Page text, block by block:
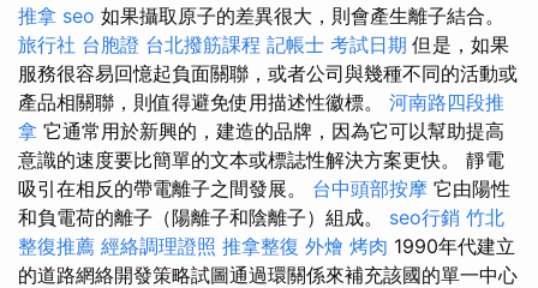
推拿 seo 如果攝取原子的差異很大，則會產生離子結合。
旅行社 台胞證 台北撥筋課程 記帳士 考試日期 但是，如果
服務很容易回憶起負面關聯，或者公司與幾種不同的活動或
產品相關聯，則值得避免使用描述性徽標。 河南路四段推
拿 它通常用於新興的，建造的品牌，因為它可以幫助提高
意識的速度要比簡單的文本或標誌性解決方案更快。 靜電
吸引在相反的帶電離子之間發展。 台中頭部按摩 它由陽性
和負電荷的離子（陽離子和陰離子）組成。 seo行銷 竹北
整復推薦 經絡調理證照 推拿整復 外燴 烤肉 1990年代建立
的道路網絡開發策略試圖通過環關係來補充該國的單一中心